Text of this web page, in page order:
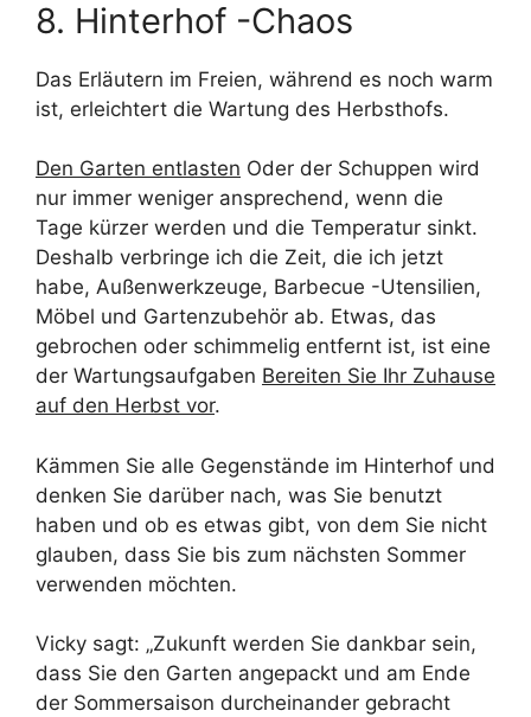
8. Hinterhof -Chaos
Das Erläutern im Freien, während es noch warm
ist, erleichtert die Wartung des Herbsthofs.
Den Garten entlasten Oder der Schuppen wird
nur immer weniger ansprechend, wenn die
Tage kürzer werden und die Temperatur sinkt.
Deshalb verbringe ich die Zeit, die ich jetzt
habe, Außenwerkzeuge, Barbecue -Utensilien,
Möbel und Gartenzubehör ab. Etwas, das
gebrochen oder schimmelig entfernt ist, ist eine
der Wartungsaufgaben Bereiten Sie Ihr Zuhause
auf den Herbst vor.
Kämmen Sie alle Gegenstände im Hinterhof und
denken Sie darüber nach, was Sie benutzt
haben und ob es etwas gibt, von dem Sie nicht
glauben, dass Sie bis zum nächsten Sommer
verwenden möchten.
Vicky sagt: „Zukunft werden Sie dankbar sein,
dass Sie den Garten angepackt und am Ende
der Sommersaison durcheinander gebracht